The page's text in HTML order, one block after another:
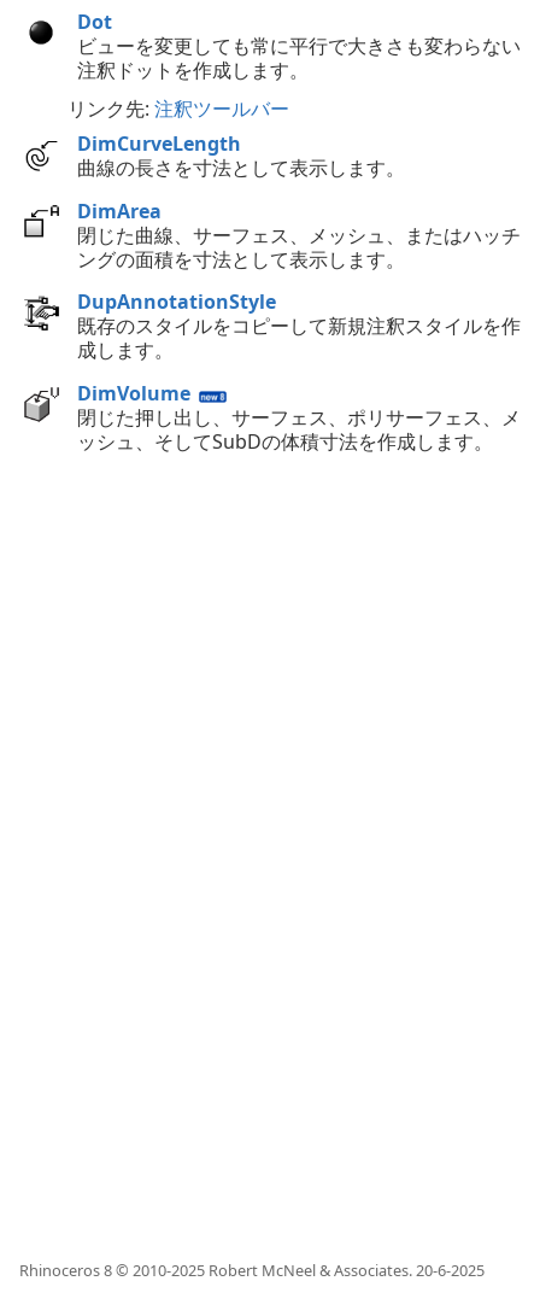
Dot
ビューを変更しても常に平行で大きさも変わらない
注釈ドットを作成します。
リンク先: 注釈ツールバー
DimCurveLength
曲線の長さを寸法として表示します。
DimArea
閉じた曲線、サーフェス、メッシュ、またはハッチ
ングの面積を寸法として表示します。
DupAnnotationStyle
既存のスタイルをコピーして新規注釈スタイルを作
成します。
DimVolume
閉じた押し出し、サーフェス、ポリサーフェス、メ
ッシュ、そしてSubDの体積寸法を作成します。
Rhinoceros 8 © 2010-2025 Robert McNeel & Associates.20-6-2025